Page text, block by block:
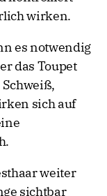
wirken.
es notwendig
das Toupet
sich auf
weiter
sichtbar